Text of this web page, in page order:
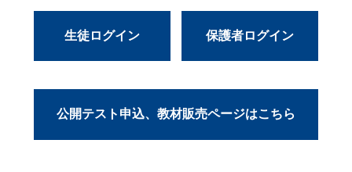
生徒ログイン 保護者ログイン
公開テスト申込、教材販売ページはこちら